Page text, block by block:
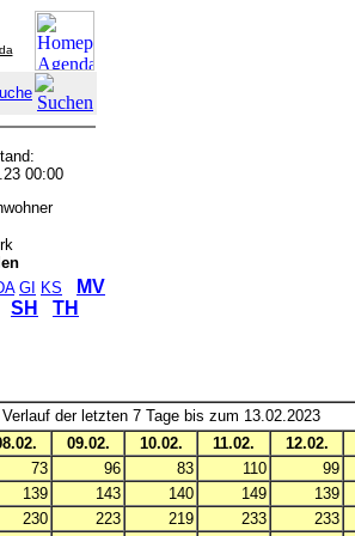
00:00
GI KS
MV
SH TH
Verlauf der letzten 7 Tage bis zum 13.02.2023
09.02. 10.02. 11.02. 12.02.
73 96 83 110 99
139 143 140 149 139
230 223 219 233 233